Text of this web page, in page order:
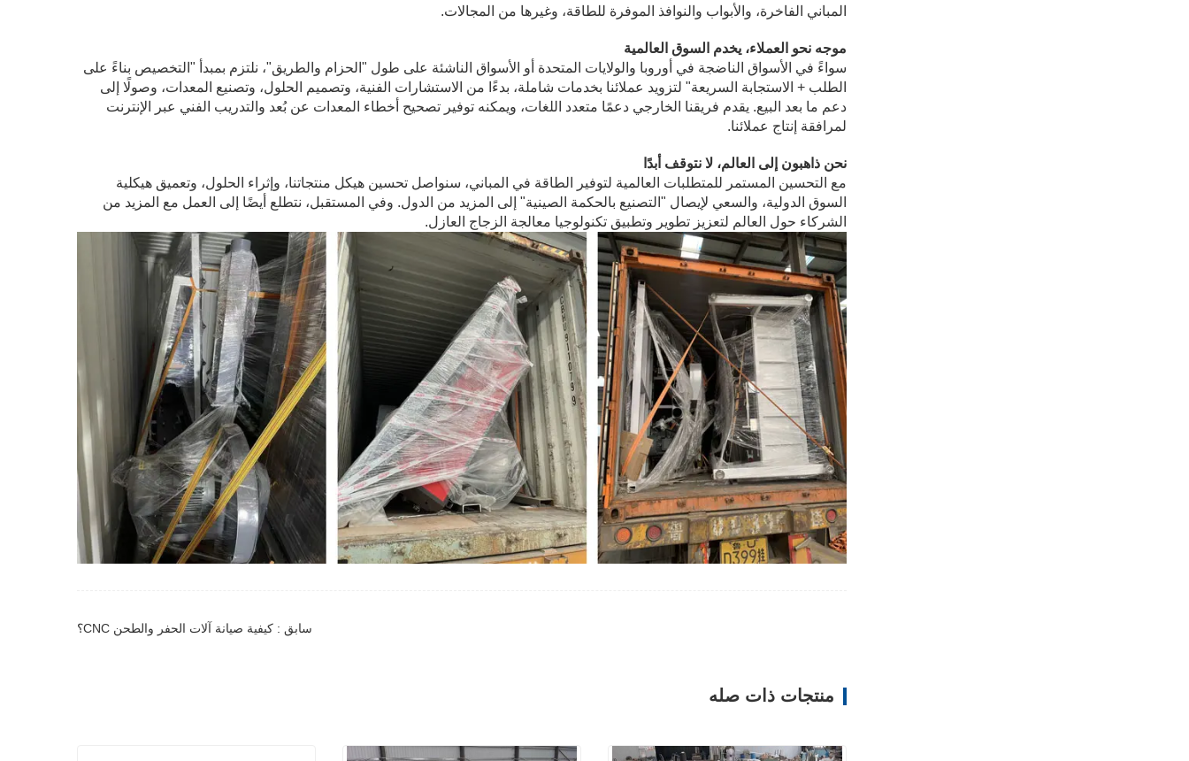
المباني الفاخرة، والأبواب والنوافذ الموفرة للطاقة، وغيرها من المجالات.
موجه نحو العملاء، يخدم السوق العالمية
سواءً في الأسواق الناضجة في أوروبا والولايات المتحدة أو الأسواق الناشئة على طول "الحزام والطريق"، نلتزم بمبدأ "التخصيص بناءً على
الطلب + الاستجابة السريعة" لتزويد عملائنا بخدمات شاملة، بدءًا من الاستشارات الفنية، وتصميم الحلول، وتصنيع المعدات، وصولًا إلى
دعم ما بعد البيع. يقدم فريقنا الخارجي دعمًا متعدد اللغات، ويمكنه توفير تصحيح أخطاء المعدات عن بُعد والتدريب الفني عبر الإنترنت
لمرافقة إنتاج عملائنا.
نحن ذاهبون إلى العالم، لا نتوقف أبدًا
مع التحسين المستمر للمتطلبات العالمية لتوفير الطاقة في المباني، سنواصل تحسين هيكل منتجاتنا، وإثراء الحلول، وتعميق هيكلية
السوق الدولية، والسعي لإيصال "التصنيع بالحكمة الصينية" إلى المزيد من الدول. وفي المستقبل، نتطلع أيضًا إلى العمل مع المزيد من
الشركاء حول العالم لتعزيز تطوير وتطبيق تكنولوجيا معالجة الزجاج العازل.
سابق : كيفية صيانة آلات الحفر والطحن CNC؟
منتجات ذات صله